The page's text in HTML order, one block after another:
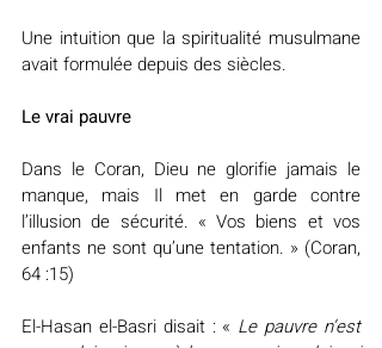
Une intuition que la spiritualité musulmane
avait formulée depuis des siècles.
Le vrai pauvre
Dans le Coran, Dieu ne glorifie jamais le
manque, mais Il met en garde contre
l’illusion de sécurité. « Vos biens et vos
enfants ne sont qu’une tentation. » (Coran,
64 :15)
El-Hasan el-Basri disait : « Le pauvre n’est